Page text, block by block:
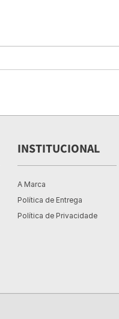
INSTITUCIONAL
A Marca
Política de Entrega
Política de Privacidade